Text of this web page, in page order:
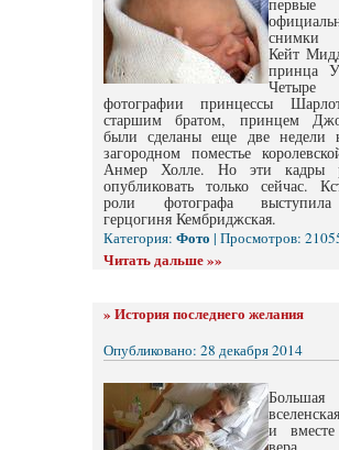
снимки
Кейт
принца
Четыре
фотографии принцессы
старшим братом, принцем
были сделаны еще две недели
загородном поместье
Анмер Холле. Но эти кадры
опубликовать только сейчас.
роли фотографа
герцогиня Кембриджская.
Категория: Фото | Просмотров:
Читать дальше »»
» История последнего желания
Опубликовано: 28 декабря 2014
Большая
и